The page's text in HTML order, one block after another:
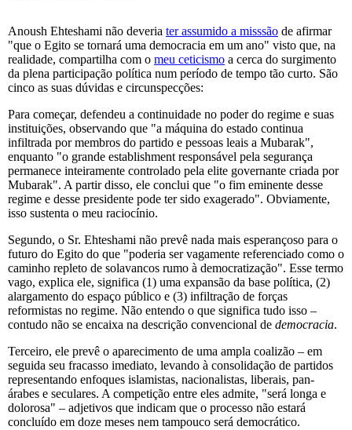
Anoush Ehteshami não deveria ter assumido a misssão de afirmar
"que o Egito se tornará uma democracia em um ano" visto que, na
realidade, compartilha com o meu ceticismo a cerca do surgimento
da plena participação política num período de tempo tão curto. São
cinco as suas dúvidas e circunspecções:
Para começar, defendeu a continuidade no poder do regime e suas
instituições, observando que "a máquina do estado continua
infiltrada por membros do partido e pessoas leais a Mubarak",
enquanto "o grande establishment responsável pela segurança
permanece inteiramente controlado pela elite governante criada por
Mubarak". A partir disso, ele conclui que "o fim eminente desse
regime e desse presidente pode ter sido exagerado". Obviamente,
isso sustenta o meu raciocínio.
Segundo, o Sr. Ehteshami não prevê nada mais esperançoso para o
futuro do Egito do que "poderia ser vagamente referenciado como o
caminho repleto de solavancos rumo à democratização". Esse termo
vago, explica ele, significa (1) uma expansão da base política, (2)
alargamento do espaço público e (3) infiltração de forças
reformistas no regime. Não entendo o que significa tudo isso –
contudo não se encaixa na descrição convencional de democracia.
Terceiro, ele prevê o aparecimento de uma ampla coalizão – em
seguida seu fracasso imediato, levando à consolidação de partidos
representando enfoques islamistas, nacionalistas, liberais, pan-
árabes e seculares. A competição entre eles admite, "será longa e
dolorosa" – adjetivos que indicam que o processo não estará
concluído em doze meses nem tampouco será democrático.